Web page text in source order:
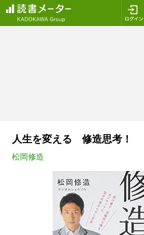
人生を変える 修造思考！
松岡修造